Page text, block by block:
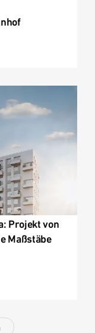
Projekt von
Maßstäbe